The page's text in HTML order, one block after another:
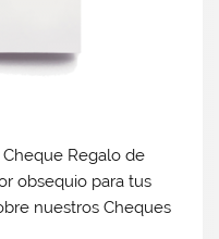
Cheque Regalo de
obsequio para tus
nuestros Cheques